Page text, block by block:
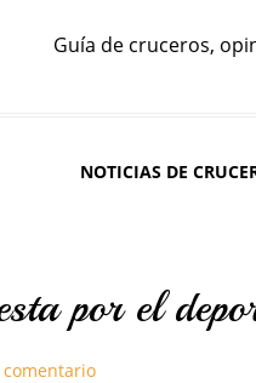
Guía de cruceros,
NOTICIAS DE
por el